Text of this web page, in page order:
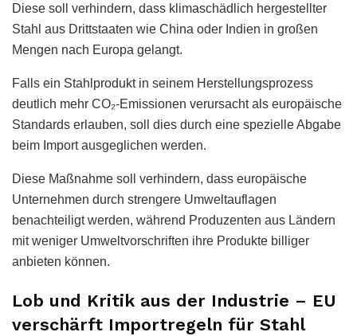
Diese soll verhindern, dass klimaschädlich hergestellter
Stahl aus Drittstaaten wie China oder Indien in großen
Mengen nach Europa gelangt.
Falls ein Stahlprodukt in seinem Herstellungsprozess
deutlich mehr CO₂-Emissionen verursacht als europäische
Standards erlauben, soll dies durch eine spezielle Abgabe
beim Import ausgeglichen werden.
Diese Maßnahme soll verhindern, dass europäische
Unternehmen durch strengere Umweltauflagen
benachteiligt werden, während Produzenten aus Ländern
mit weniger Umweltvorschriften ihre Produkte billiger
anbieten können.
Lob und Kritik aus der Industrie – EU
verschärft Importregeln für Stahl